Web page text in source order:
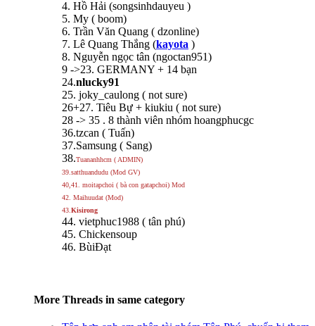
4. Hồ Hải (songsinhdauyeu )
5. My ( boom)
6. Trần Văn Quang ( dzonline)
7. Lê Quang Thắng (kayota )
8. Nguyễn ngọc tân (ngoctan951)
9 ->23. GERMANY + 14 bạn
24.nlucky91
25. joky_caulong ( not sure)
26+27. Tiêu Bự + kiukiu ( not sure)
28 -> 35 . 8 thành viên nhóm hoangphucgc
36.tzcan ( Tuấn)
37.Samsung ( Sang)
38.Tuananhhcm ( ADMIN)
39.satthuandudu (Mod GV)
40,41. moitapchoi ( bà con gatapchoi) Mod
42. Maihuudat (Mod)
43. Kisirong
44. vietphuc1988 ( tân phú)
45. Chickensoup
46. BùiĐạt
More Threads in same category